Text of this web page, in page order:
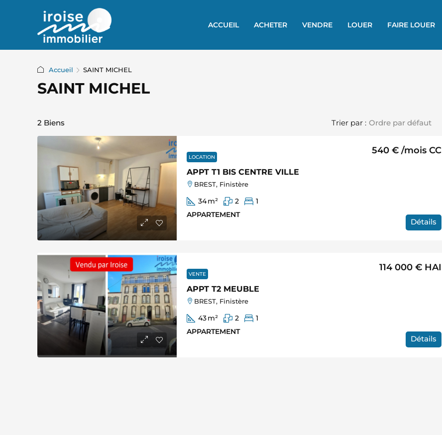
ACCUEIL ACHETER VENDRE LOUER FAIRE LOUER
Accueil SAINT MICHEL
SAINT MICHEL
2 Biens Trier par : Ordre par défaut
LOCATION
APPT T1 BIS CENTRE VILLE
540 €/moisCC
BREST, Finistère
34m² 2
1
APPARTEMENT
Détails
VENTE
APPT T2 MEUBLE
114 000 €HAI
BREST, Finistère
43m² 2
1
APPARTEMENT
Détails